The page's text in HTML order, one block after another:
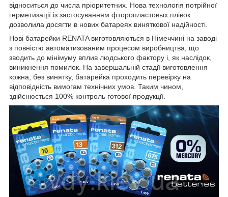
відноситься до числа пріоритетних. Нова технологія потрійної
герметизації із застосуванням фторопластовых плівок
дозволила досягти в нових батареях виняткової надійності.
Нові батарейки RENATA виготовляються в Німеччині на заводі
з повністю автоматизованим процесом виробництва, що
зводить до мінімуму вплив людського фактору і, як наслідок,
виникнення помилок. На завершальній стадії виготовлення
кожна, без винятку, батарейка проходить перевірку на
відповідність вимогам технічних умов. Таким чином,
здійснюється 100% контроль готової продукції.